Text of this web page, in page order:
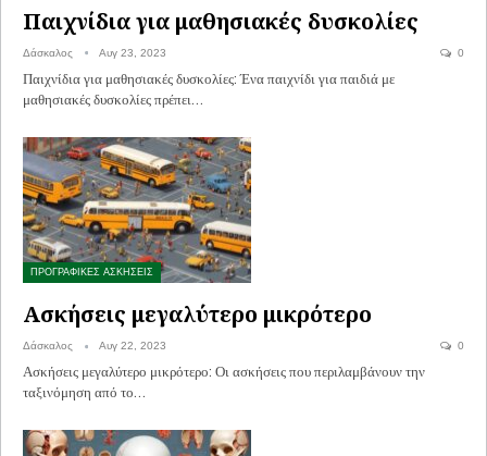
Παιχνίδια για μαθησιακές δυσκολίες
Δάσκαλος Αυγ 23, 2023 0
Παιχνίδια για μαθησιακές δυσκολίες: Ένα παιχνίδι για παιδιά με
μαθησιακές δυσκολίες πρέπει…
ΠΡΟΓΡΑΦΙΚΕΣ ΑΣΚΗΣΕΙΣ
Ασκήσεις μεγαλύτερο μικρότερο
Δάσκαλος Αυγ 22, 2023 0
Ασκήσεις μεγαλύτερο μικρότερο: Οι ασκήσεις που περιλαμβάνουν την
ταξινόμηση από το…